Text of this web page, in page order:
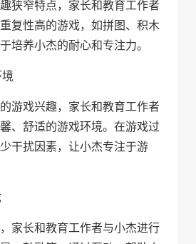
狭窄特点，家长和教育工作者
复性高的游戏，如拼图、积木
培养小杰的耐心和专注力。
游戏兴趣，家长和教育工作者
、舒适的游戏环境。在游戏过
干扰因素，让小杰专注于游
家长和教育工作者与小杰进行